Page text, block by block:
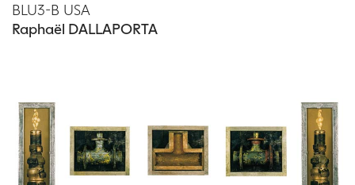
BLU3-B USA
Raphaël DALLAPORTA